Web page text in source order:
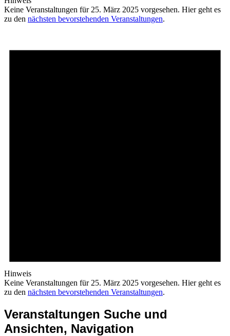
Keine Veranstaltungen für 25. März 2025 vorgesehen. Hier geht es
zu den nächsten bevorstehenden Veranstaltungen.
Hinweis
Keine Veranstaltungen für 25. März 2025 vorgesehen. Hier geht es
zu den nächsten bevorstehenden Veranstaltungen.
Veranstaltungen Suche und
Ansichten, Navigation